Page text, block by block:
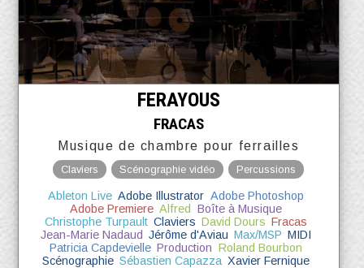
FERAYOUS
FRACAS
Musique de chambre pour ferrailles
Claviers Scénographie vidéo Percussions
Ableton Live Adobe Illustrator Adobe Photoshop
Adobe Premiere Alfred
Boîte à Musique
Christophe Turpault Claviers David Dours Fracas
Jean-Marie Nadaud Jérôme d'Aviau Max/MSP MIDI
Patricia Capdevielle Production Roland Bourbon
Scénographie Sébastien Capazza Xavier Fernique